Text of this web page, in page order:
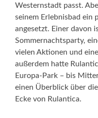
Westernstadt passt.
seinem Erlebnisbad ein
angesetzt. Einer davon
Sommernachtsparty,
vielen Aktionen und
außerdem hatte
Europa-Park – bis
einen Überblick über
Ecke von Rulantica.